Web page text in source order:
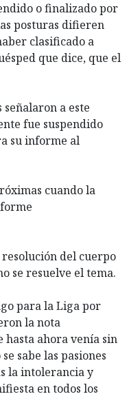
o finalizado por
posturas difieren
clasificado a
que dice, que el
a este
fue suspendido
su informe al
cuando la
del cuerpo
se resuelve el tema.
para la Liga por
la nota
hasta ahora venía sin
sabe las pasiones
la intolerancia y
en todos los